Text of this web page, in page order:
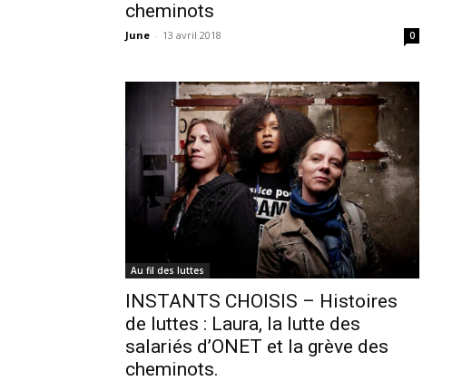
cheminots
June - 13 avril 2018 0
Au fil des luttes
INSTANTS CHOISIS – Histoires
de luttes : Laura, la lutte des
salariés d’ONET et la grève des
cheminots.